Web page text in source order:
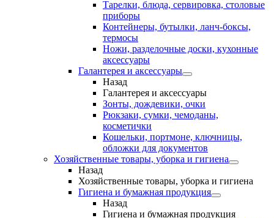
Тарелки, блюда, сервировка, столовые
приборы
Контейнеры, бутылки, ланч-боксы,
термосы
Ножи, разделочные доски, кухонные
аксессуары
Галантерея и аксессуары
Назад
Галантерея и аксессуары
Зонты, дождевики, очки
Рюкзаки, сумки, чемоданы,
косметички
Кошельки, портмоне, ключницы,
обложки для документов
Хозяйственные товары, уборка и гигиена
Назад
Хозяйственные товары, уборка и гигиена
Гигиена и бумажная продукция
Назад
Гигиена и бумажная продукция